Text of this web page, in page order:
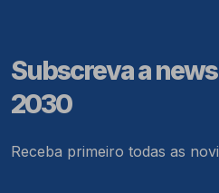
Subscreva a
2030
Receba primeiro todas as